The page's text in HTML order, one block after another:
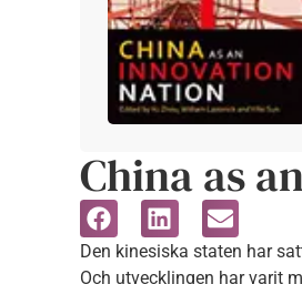
China as
Den kinesiska staten har
Och utvecklingen har varit